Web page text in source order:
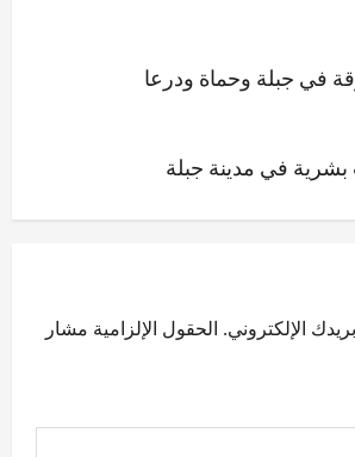
في جبلة وحماة ودرعا
في مدينة جبلة
الإلكتروني. الحقول الإلزامية مشار